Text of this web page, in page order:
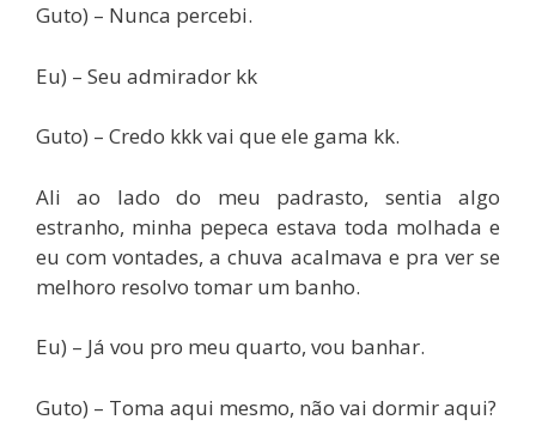
Guto) – Nunca percebi.
Eu) – Seu admirador kk
Guto) – Credo kkk vai que ele gama kk.
Ali ao lado do meu padrasto, sentia algo
estranho, minha pepeca estava toda molhada e
eu com vontades, a chuva acalmava e pra ver se
melhoro resolvo tomar um banho.
Eu) – Já vou pro meu quarto, vou banhar.
Guto) – Toma aqui mesmo, não vai dormir aqui?